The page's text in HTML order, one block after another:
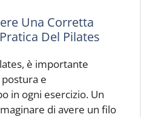
Una Corretta
Del Pilates
è importante
e
in ogni esercizio. Un
di avere un filo